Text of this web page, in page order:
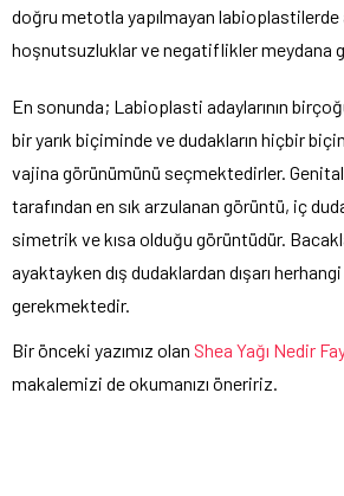
doğru metotla yapılmayan
hoşnutsuzluklar ve negatiflikler meydana
En sonunda; Labioplasti adaylarının
bir yarık biçiminde ve dudakların hiçbir
vajina görünümünü seçmektedirler.
tarafından en sık arzulanan görüntü, iç
simetrik ve kısa olduğu görüntüdür.
ayaktayken dış dudaklardan dışarı
gerekmektedir.
Bir önceki yazımız olan Shea Yağı Nedir
makalemizi de okumanızı öneririz.